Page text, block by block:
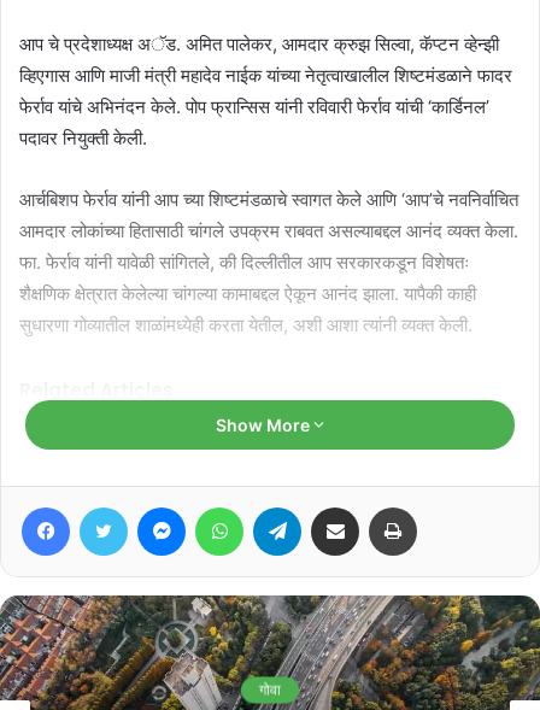
आप चे प्रदेशाध्यक्ष अॅड. अमित पालेकर, आमदार क्रुझ सिल्वा, कॅप्टन व्हेन्झी
व्हिएगास आणि माजी मंत्री महादेव नाईक यांच्या नेतृत्वाखालील शिष्टमंडळाने फादर
फेर्राव यांचे अभिनंदन केले. पोप फ्रान्सिस यांनी रविवारी फेर्राव यांची ‘कार्डिनल’
पदावर नियुक्ती केली.
आर्चबिशप फेर्राव यांनी आप च्या शिष्टमंडळाचे स्वागत केले आणि ‘आप’चे नवनिर्वाचित
आमदार लोकांच्या हितासाठी चांगले उपक्रम राबवत असल्याबद्दल आनंद व्यक्त केला.
फा. फेर्राव यांनी यावेळी सांगितले, की दिल्लीतील आप सरकारकडून विशेषतः
शैक्षणिक क्षेत्रात केलेल्या चांगल्या कामाबद्दल ऐकून आनंद झाला. यापैकी काही
सुधारणा गोव्यातील शाळांमध्येही करता येतील, अशी आशा त्यांनी व्यक्त केली.
मूलभूत सुविधांकडे दुर्लक्षाचा काँग्रेसचा आरोप
August 8, 2026
मडगाव पोलीस स्थानक व पोलीस निवासी
वसाहतीची करा नव्याने उभारणी : प्रभव नायक
August 7, 2026
Show More
FacebookTwitter MessengerWhatsAppTelegram Share via Email
गोवा